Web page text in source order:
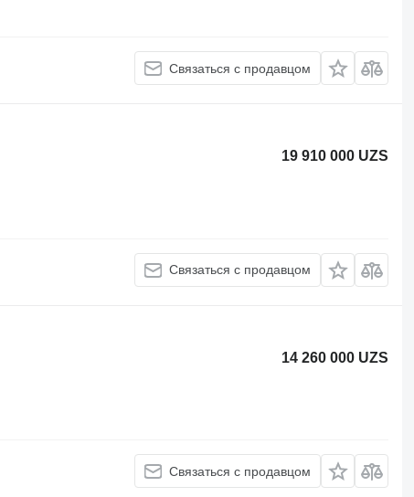
Связаться с продавцом
19 910 000 UZS
Связаться с продавцом
14 260 000 UZS
Связаться с продавцом